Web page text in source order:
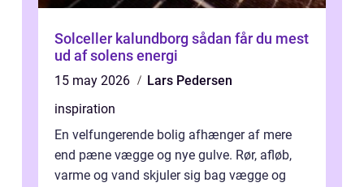
Solceller kalundborg sådan får du mest
ud af solens energi
15 may 2026
Lars Pedersen
inspiration
En velfungerende bolig afhænger af mere
end pæne vægge og nye gulve. Rør, afløb,
varme og vand skjuler sig bag vægge og